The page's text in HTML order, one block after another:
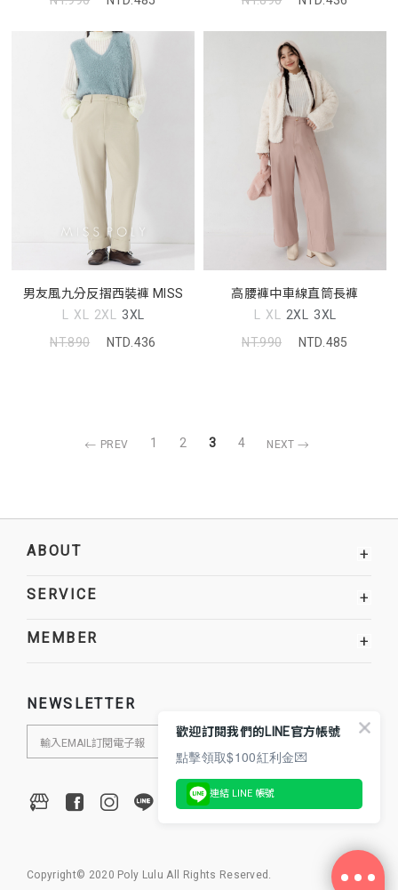
男友風九分反摺西裝褲 MISS
L XL 2XL 3XL
NT.890
NTD.436
高腰褲中車線直筒長褲
L XL 2XL 3XL
NT.990
NTD.485
PREV 1 2 3 4 NEXT
ABOUT +
SERVICE +
MEMBER +
NEWSLETTER
Copyright© 2020 Poly Lulu All Rights Reserved.
歡迎訂閱我們的LINE官方帳號
點擊領取$100紅利金💌
連結 LINE 帳號